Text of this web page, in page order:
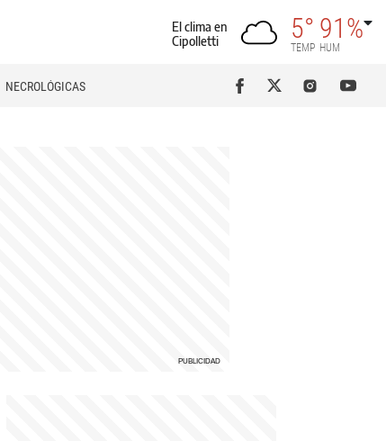
El clima en
Cipolletti
5°
TEMP
91%
HUM
NECROLÓGICAS